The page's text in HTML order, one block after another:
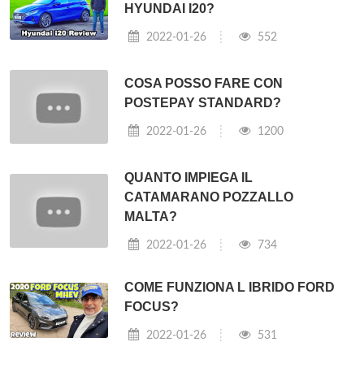
HYUNDAI I20?
2022-01-26 552
COSA POSSO FARE CON
POSTEPAY STANDARD?
2022-01-26 1200
QUANTO IMPIEGA IL
CATAMARANO POZZALLO
MALTA?
2022-01-26 734
COME FUNZIONA L IBRIDO FORD
FOCUS?
2022-01-26 531